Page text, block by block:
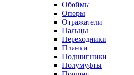
Обоймы
Опоры
Отражатели
Пальцы
Переходники
Планки
Подшипники
Полумуфты